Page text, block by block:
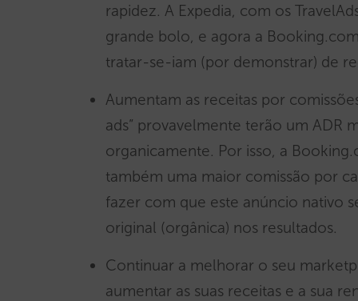
rapidez. A Expedia, com os
grande bolo, e agora a
tratar-se-iam (por demonstrar) de
Aumentam as receitas por
ads” provavelmente terão um ADR
organicamente. Por isso, a
também uma maior comissão por
fazer com que este anúncio nativo
original (orgânica) nos resultados.
Continuar a melhorar o seu
aumentar as suas receitas e a sua